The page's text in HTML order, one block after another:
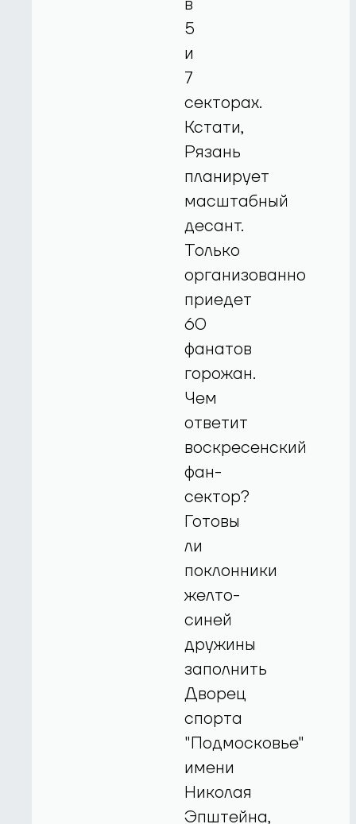
5
и
7
секторах.
Кстати,
Рязань
планирует
масштабный
десант.
Только
организованно
приедет
60
фанатов
горожан.
Чем
ответит
воскресенский
фан-
сектор?
Готовы
ли
поклонники
желто-
синей
дружины
заполнить
Дворец
спорта
"Подмосковье"
имени
Николая
Эпштейна,